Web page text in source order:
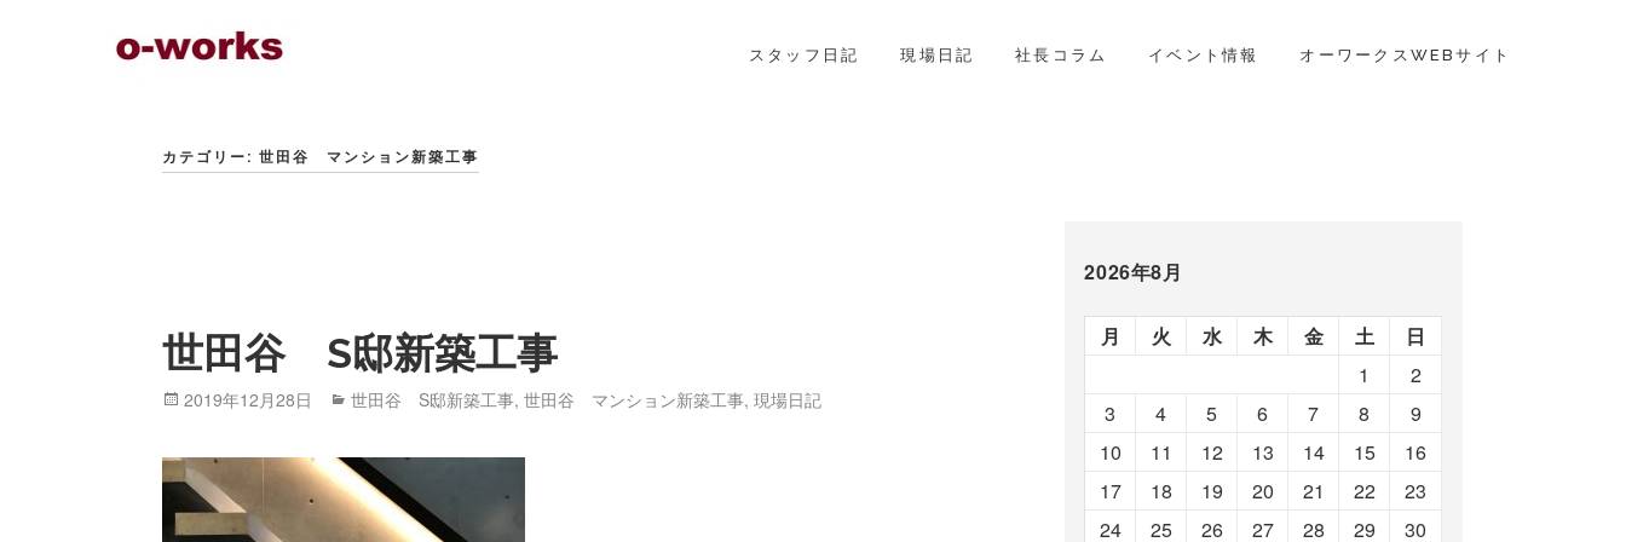
スタッフ日記 現場日記 社長コラム イベント情報 オーワークスWEBサイト
カテゴリー: 世田谷 マンション新築工事
世田谷 S邸新築工事
Posted
2019年12月28日 Categories
世田谷 S邸新築工事,世田谷 マンション新築工事,現場日記
2026年8月
月 火 水 木 金 土
日
1
2
3
4 5 6 7 8
9
10
11 12 13 14 15
16
17
18 19 20 21 22
23
24
25 26 27 28 29 30